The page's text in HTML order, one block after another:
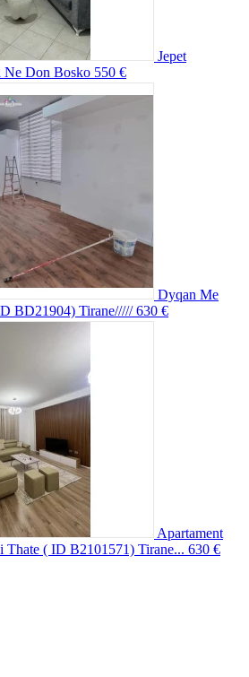
Jepet
Ne Don Bosko 550 €
Dyqan Me
BD21904) Tirane///// 630 €
Apartament
Thate ( ID B2101571) Tirane... 630 €